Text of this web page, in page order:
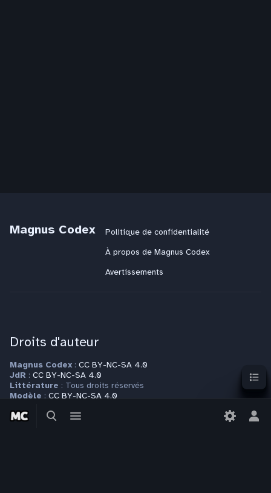
BasculerBasculer
le
Magnus Codex
Politique de confidentialité
À propos de Magnus Codex
Avertissements
Droits d'auteur
Magnus Codex : CC BY-NC-SA 4.0
JdR : CC BY-NC-SA 4.0
Littérature : Tous droits réservés
Modèle : CC BY-NC-SA 4.0